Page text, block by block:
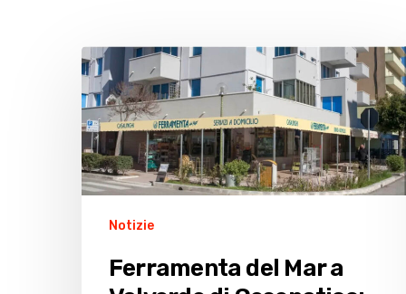
Ferramenta
del
Mar
a
Valverde
di
Cesenatico:
dopoNotizie
Ferramenta del Mar a